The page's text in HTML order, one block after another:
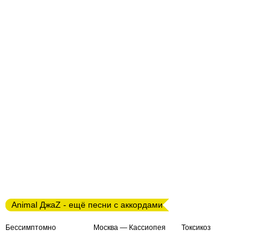
Animal ДжаZ - ещё песни с аккордами
Бессимптомно
Москва — Кассиопея
Токсикоз